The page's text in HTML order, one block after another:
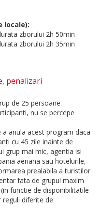
locale):
zborului 2h 50min
zborului 2h 35min
penalizari
de 25 persoane.
nu se percepe
anula acest program daca
cu 45 zile inainte de
grup mai mic, agentia isi
aeriana sau hotelurile,
prealabila a turistilor
fata de grupul maxim
functie de disponibilitatile
reguli diferite de